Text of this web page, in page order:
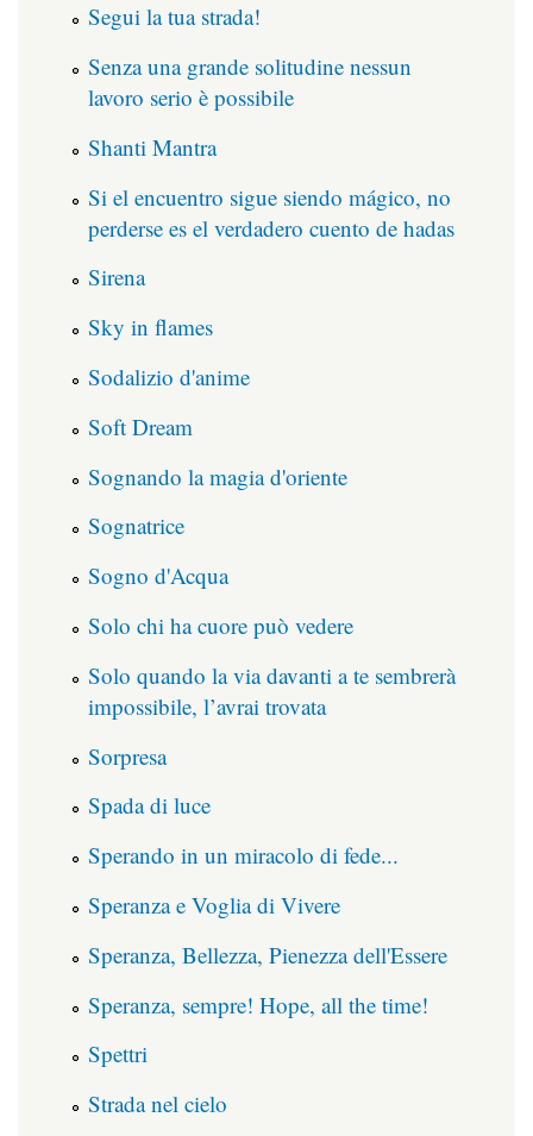
Segui la tua strada!
Senza una grande solitudine nessun
lavoro serio è possibile
Shanti Mantra
Si el encuentro sigue siendo mágico, no
perderse es el verdadero cuento de hadas
Sirena
Sky in flames
Sodalizio d'anime
Soft Dream
Sognando la magia d'oriente
Sognatrice
Sogno d'Acqua
Solo chi ha cuore può vedere
Solo quando la via davanti a te sembrerà
impossibile, l’avrai trovata
Sorpresa
Spada di luce
Sperando in un miracolo di fede...
Speranza e Voglia di Vivere
Speranza, Bellezza, Pienezza dell'Essere
Speranza, sempre! Hope, all the time!
Spettri
Strada nel cielo